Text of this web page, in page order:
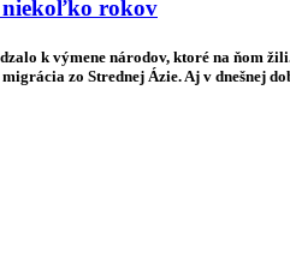
niekoľko rokov
k výmene národov, ktoré na ňom
zo Strednej Ázie. Aj v dnešnej